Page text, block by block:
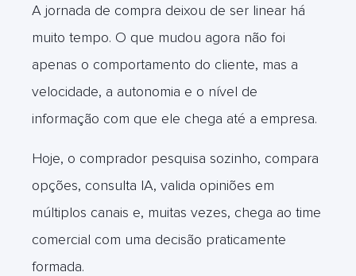
A jornada de compra deixou de ser linear há
muito tempo. O que mudou agora não foi
apenas o comportamento do cliente, mas a
velocidade, a autonomia e o nível de
informação com que ele chega até a empresa.
Hoje, o comprador pesquisa sozinho, compara
opções, consulta IA, valida opiniões em
múltiplos canais e, muitas vezes, chega ao time
comercial com uma decisão praticamente
formada.